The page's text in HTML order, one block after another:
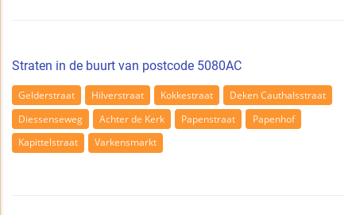
Straten in de buurt van postcode 5080AC
Gelderstraat Hilverstraat Kokkestraat
Deken Cauthalsstraat
Diessenseweg
Achter de Kerk Papenstraat
Papenhof
Kapittelstraat
Varkensmarkt